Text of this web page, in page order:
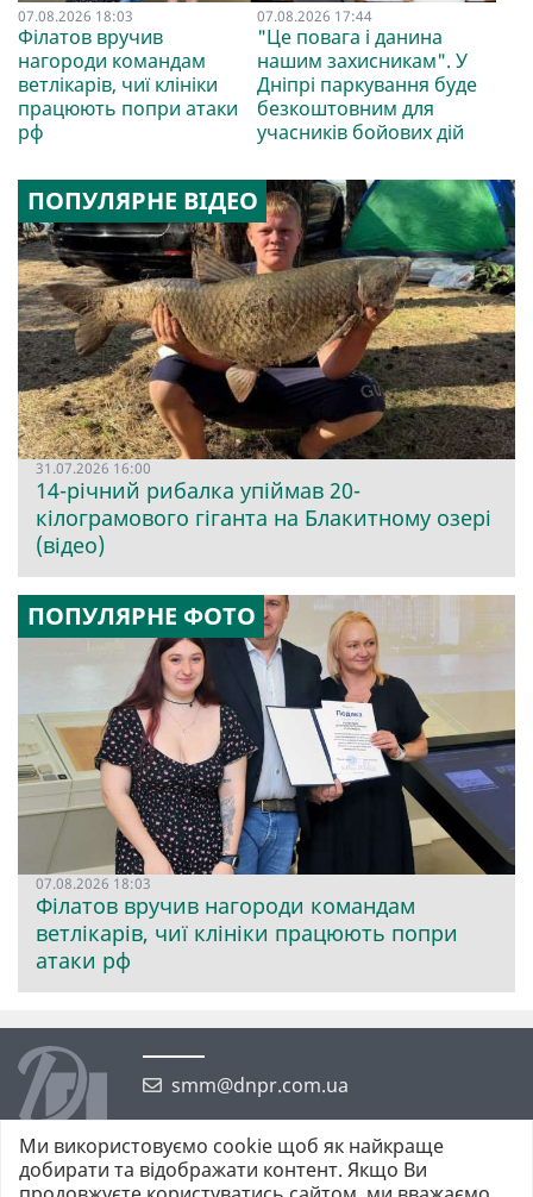
07.08.2026 18:03
Філатов вручив
нагороди командам
ветлікарів, чиї клініки
працюють попри атаки
рф
07.08.2026 17:44
"Це повага і данина
нашим захисникам". У
Дніпрі паркування буде
безкоштовним для
учасників бойових дій
ПОПУЛЯРНЕ ВІДЕО
31.07.2026 16:00
14-річний рибалка упіймав 20-
кілограмового гіганта на Блакитному озері
(відео)
ПОПУЛЯРНЕ ФОТО
07.08.2026 18:03
Філатов вручив нагороди командам
ветлікарів, чиї клініки працюють попри
атаки рф
smm@dnpr.com.ua
Ми використовуємо cookie щоб як найкраще
добирати та відображати контент. Якщо Ви